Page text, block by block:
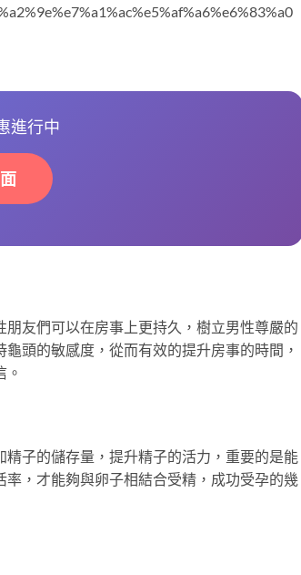
進行中
友們可以在房事上更持久，樹立男性尊嚴的
頭的敏感度，從而有效的提升房事的時間，
子的儲存量，提升精子的活力，重要的是能
，才能夠與卵子相結合受精，成功受孕的幾